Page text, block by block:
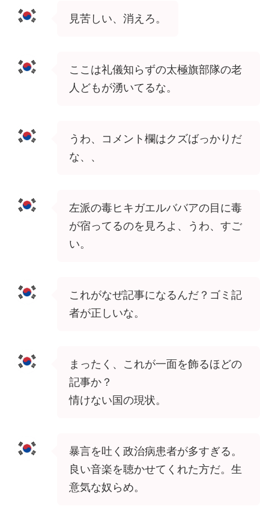
見苦しい、消えろ。
ここは礼儀知らずの太極旗部隊の老
人どもが湧いてるな。
うわ、コメント欄はクズばっかりだ
な、、
左派の毒ヒキガエルババアの目に毒
が宿ってるのを見ろよ、うわ、すご
い。
これがなぜ記事になるんだ？ゴミ記
者が正しいな。
まったく、これが一面を飾るほどの
記事か？
情けない国の現状。
暴言を吐く政治病患者が多すぎる。
良い音楽を聴かせてくれた方だ。生
意気な奴らめ。